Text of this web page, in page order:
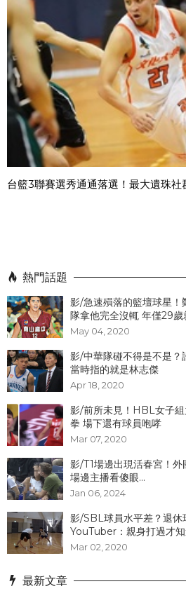
台籃3聯賽選秀通通落選！最大遺珠社
熱門話題
影/急速殞落的籃壇球星！
隊拿他完全沒輒 年僅29歲
May 04, 2020
影/中華隊碰不得是不是？
當時指的就是林志傑
Apr 18, 2020
影/前所未見！HBL女子
拳 場下還有球員咆哮
Mar 07, 2020
影/T1場邊出現活春宮！
場邊主播看傻眼...
Jan 06, 2024
影/SBL球員水平差？退休
YouTuber：親身打過才知
Mar 02, 2020
最新文章